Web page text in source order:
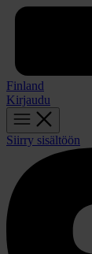
Finland
Kirjaudu
Siirry sisältöön